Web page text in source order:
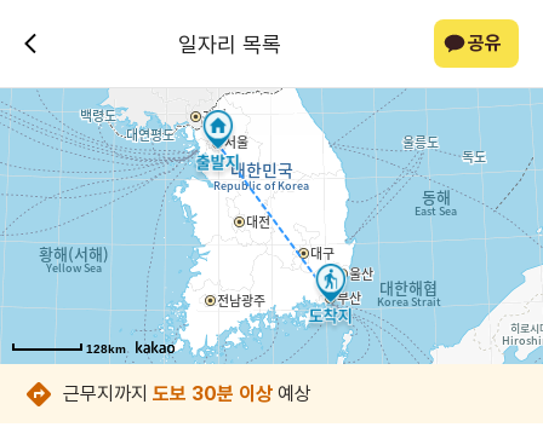
일자리 목록 공유
128km
128km
128km
128km
128km
128km
128km
128km
근무지까지 도보 30분 이상 예상